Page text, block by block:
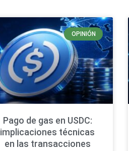
OPINIÓN
Pago de gas en USDC:
implicaciones técnicas
en las transacciones